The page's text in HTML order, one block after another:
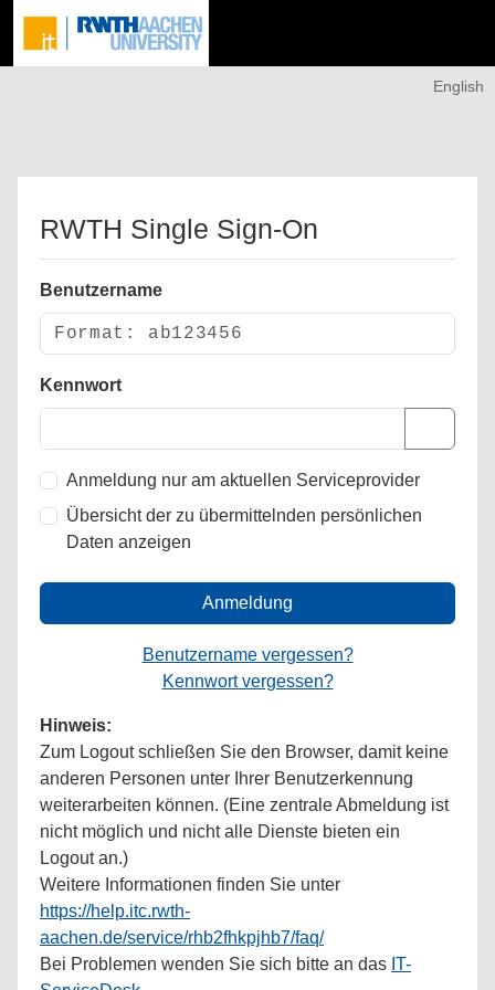
English
RWTH Single Sign-On
Benutzername
Kennwort
Anmeldung nur am aktuellen Serviceprovider
Übersicht der zu übermittelnden persönlichen
Daten anzeigen
Anmeldung
Benutzername vergessen?
Kennwort vergessen?
Hinweis:
Zum Logout schließen Sie den Browser, damit keine
anderen Personen unter Ihrer Benutzerkennung
weiterarbeiten können. (Eine zentrale Abmeldung ist
nicht möglich und nicht alle Dienste bieten ein
Logout an.)
Weitere Informationen finden Sie unter
https://help.itc.rwth-
aachen.de/service/rhb2fhkpjhb7/faq/
Bei Problemen wenden Sie sich bitte an das IT-